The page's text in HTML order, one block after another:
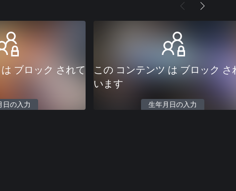
ブロック されて
日の入力
この コンテンツ は ブロック さ
います
生年月日の入力